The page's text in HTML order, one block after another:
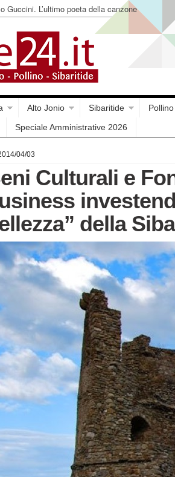
Guccini. L’ultimo poeta della canzone
Alto Jonio Sibaritide Pollino
Speciale Amministrative 2026
04/03
Culturali e
della